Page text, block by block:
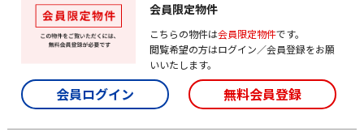
会員限定物件
こちらの物件は会員限定物件です。
閲覧希望の方はログイン／会員登録をお願
いいたします。
会員ログイン 無料会員登録